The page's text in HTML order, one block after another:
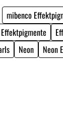
mibenco
Effektpigmente
Neon Neon